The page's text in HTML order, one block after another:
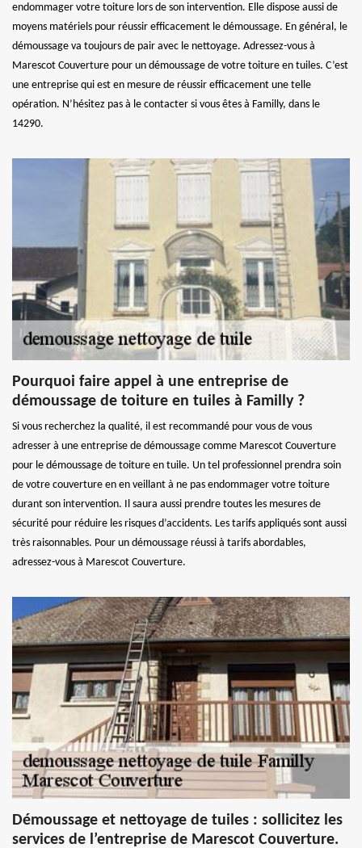
endommager votre toiture lors de son intervention. Elle dispose aussi de
moyens matériels pour réussir efficacement le démoussage. En général, le
démoussage va toujours de pair avec le nettoyage. Adressez-vous à
Marescot Couverture pour un démoussage de votre toiture en tuiles. C’est
une entreprise qui est en mesure de réussir efficacement une telle
opération. N’hésitez pas à le contacter si vous êtes à Familly, dans le
14290.
Pourquoi faire appel à une entreprise de
démoussage de toiture en tuiles à Familly ?
Si vous recherchez la qualité, il est recommandé pour vous de vous
adresser à une entreprise de démoussage comme Marescot Couverture
pour le démoussage de toiture en tuile. Un tel professionnel prendra soin
de votre couverture en en veillant à ne pas endommager votre toiture
durant son intervention. Il saura aussi prendre toutes les mesures de
sécurité pour réduire les risques d’accidents. Les tarifs appliqués sont aussi
très raisonnables. Pour un démoussage réussi à tarifs abordables,
adressez-vous à Marescot Couverture.
Démoussage et nettoyage de tuiles : sollicitez les
services de l’entreprise de Marescot Couverture.